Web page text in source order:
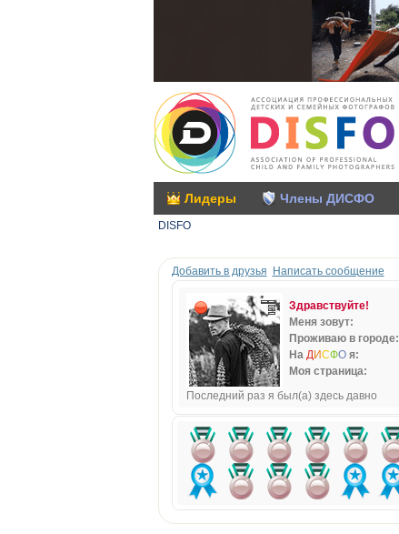
Лидеры Члены ДИСФО
DISFO
Добавить в друзья Написать сообщение
Здравствуйте!
Меня зовут:
Проживаю в городе:
На ДИСФОя:
Моя страница:
Последний раз я был(а) здесь давно